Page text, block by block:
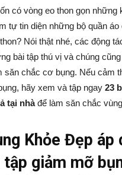
có vòng eo thon gọn những
tự tin diện những bộ quần
Nói thật nhé, các động
bài tập thú vị và chúng
săn chắc cơ bụng. Nếu cảm
hãy xem và tập ngay 23
tại nhàđể làm săn chắc
Khỏe Đẹp áp
giảm mỡ